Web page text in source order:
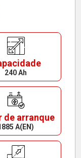
240 Ah
de arranque
A(EN)